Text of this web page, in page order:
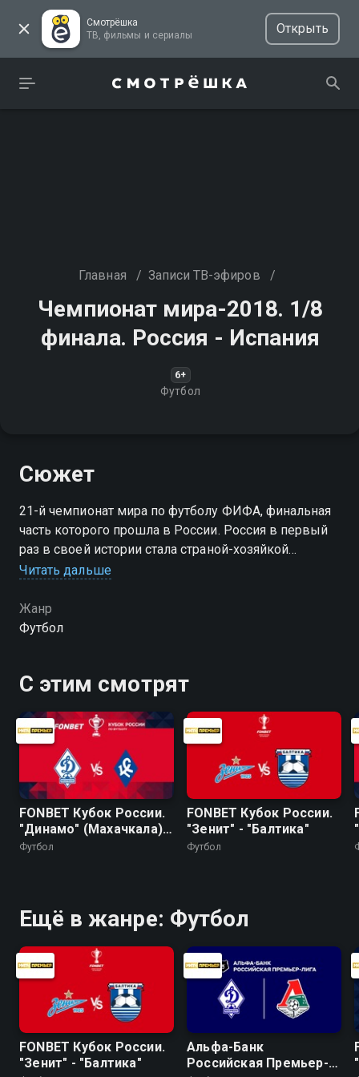
Смотрёшка
ТВ, фильмы и сериалы
Открыть
Главная / Записи ТВ-эфиров /
Чемпионат мира-2018. 1/8
финала. Россия - Испания
6+
Футбол
Сюжет
21-й чемпионат мира по футболу ФИФА, финальная
часть которого прошла в России. Россия в первый
раз в своей истории стала страной-хозяйкой
мирового чемпионата по футболу, кроме того, он
Читать дальше
Жанр
Футбол
С этим смотрят
FONBET Кубок России.
"Динамо" (Махачкала) -
"Крылья Советов"
Футбол
FONBET Кубок России.
"Зенит" - "Балтика"
Футбол
Ещё в жанре: Футбол
FONBET Кубок России.
"Зенит" - "Балтика"
Альфа-Банк
Российская Премьер-